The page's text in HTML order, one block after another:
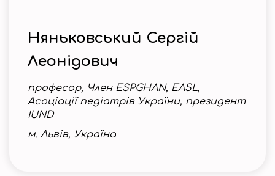
Няньковський Сергій
Леонідович
професор, Член ESPGHAN, EASL,
Асоціації педіатрів України, президент
IUND
м. Львів, Україна